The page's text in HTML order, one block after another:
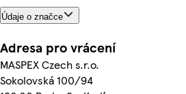
Údaje o značce
Adresa pro vrácení
MASPEX Czech s.r.o.
Sokolovská 100/94